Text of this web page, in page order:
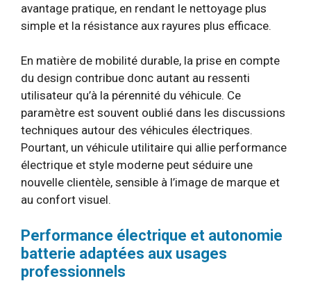
avantage pratique, en rendant le nettoyage plus
simple et la résistance aux rayures plus efficace.
En matière de mobilité durable, la prise en compte
du design contribue donc autant au ressenti
utilisateur qu’à la pérennité du véhicule. Ce
paramètre est souvent oublié dans les discussions
techniques autour des véhicules électriques.
Pourtant, un véhicule utilitaire qui allie performance
électrique et style moderne peut séduire une
nouvelle clientèle, sensible à l’image de marque et
au confort visuel.
Performance électrique et autonomie
batterie adaptées aux usages
professionnels